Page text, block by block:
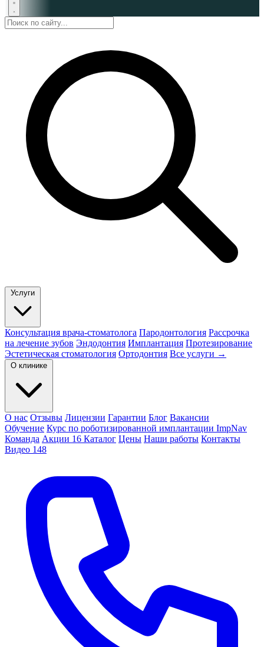
Услуги
Консультация врача-стоматолога Пародонтология Рассрочка
на лечение зубов Эндодонтия Имплантация Протезирование
Эстетическая стоматология Ортодонтия Все услуги →
О клинике
О нас Отзывы Лицензии Гарантии Блог Вакансии
Обучение Курс по роботизированной имплантации ImpNav
Команда Акции 16 Каталог Цены Наши работы Контакты
Видео 148